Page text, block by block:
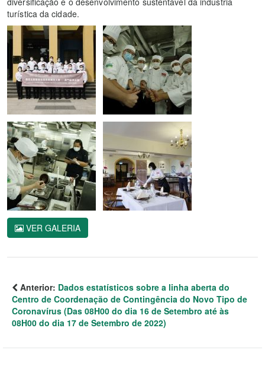
turística da cidade.
VER GALERIA
Anterior: Dados estatísticos sobre a linha aberta do
Centro de Coordenação de Contingência do Novo Tipo de
Coronavírus (Das 08H00 do dia 16 de Setembro até às
08H00 do dia 17 de Setembro de 2022)